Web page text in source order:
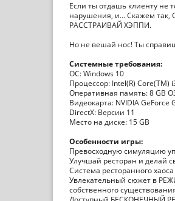
Если ты отдашь клиенту не
нарушения, и... Скажем так,
РАССТРАИВАЙ ХЭППИ.
Но не вешай нос! Ты
Системные требования:
ОС: Windows 10
Процессор: Intel(R) Core(TM)
Оперативная память: 8 GB
Видеокарта: NVIDIA GeForce
DirectX: Версии 11
Место на диске: 15 GB
Особенности игры:
Превосходную симуляцию
Улучшай ресторан и делай
Система ресторанного
Увлекательный сюжет в
собственного